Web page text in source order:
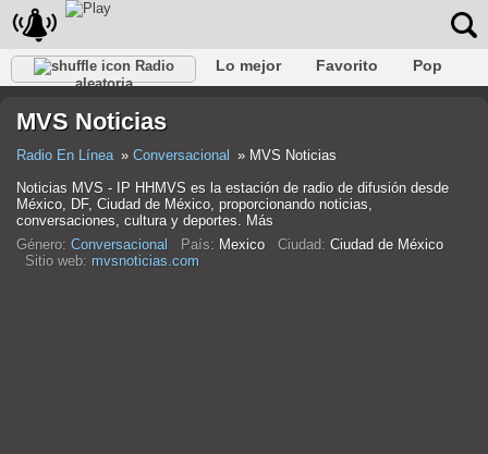
Radio
aleatoria
Lo mejor Favorito
Pop
Rap
Trans Falk
MVS Noticias
Radio En Línea Conversacional
MVS Noticias
Noticias MVS - IP HHMVS es la estación de radio de difusión desde
México, DF, Ciudad de México, proporcionando noticias,
conversaciones, cultura y deportes. Más
Género: Conversacional País: Mexico Ciudad: Ciudad de México
Sitio web: mvsnoticias.com